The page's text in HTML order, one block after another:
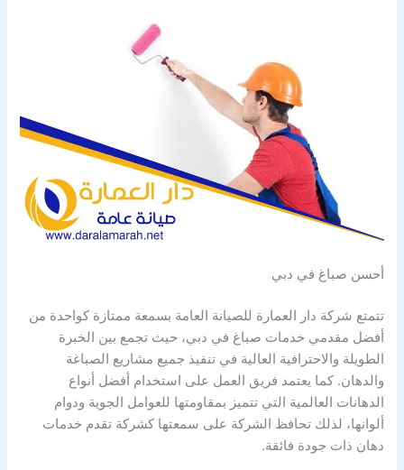
أحسن صباغ في دبي
تتمتع شركة دار العمارة للصيانة العامة بسمعة ممتازة كواحدة من
أفضل مقدمي خدمات صباغ في دبي، حيث تجمع بين الخبرة
الطويلة والاحترافية العالية في تنفيذ جميع مشاريع الصباغة
والدهان. كما يعتمد فريق العمل على استخدام أفضل أنواع
الدهانات العالمية التي تتميز بمقاومتها للعوامل الجوية ودوام
ألوانها، لذلك تحافظ الشركة على سمعتها كشركة تقدم خدمات
دهان ذات جودة فائقة.